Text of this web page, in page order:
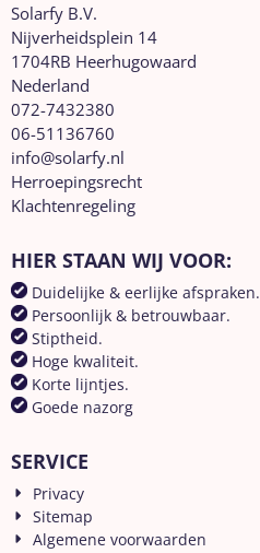
Solarfy B.V.
Nijverheidsplein 14
1704RB Heerhugowaard
Nederland
072-7432380
06-51136760
info@solarfy.nl
Herroepingsrecht
Klachtenregeling
HIER STAAN WIJ VOOR:
Duidelijke & eerlijke afspraken.
Persoonlijk & betrouwbaar.
Stiptheid.
Hoge kwaliteit.
Korte lijntjes.
Goede nazorg
SERVICE
Privacy
Sitemap
Algemene voorwaarden